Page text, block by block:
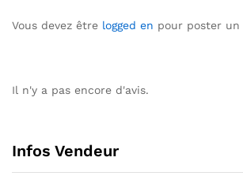
Vous devez être logged en pour poster un
Il n'y a pas encore d'avis.
Infos Vendeur